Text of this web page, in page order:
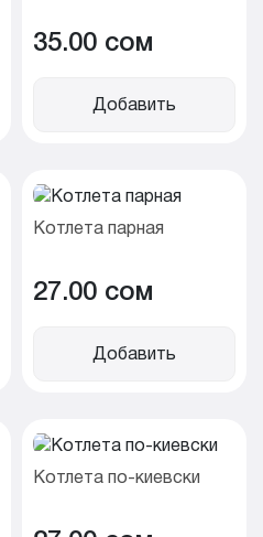
35.00 cом
Добавить
Котлета парная
27.00 cом
Добавить
Котлета по-киевски